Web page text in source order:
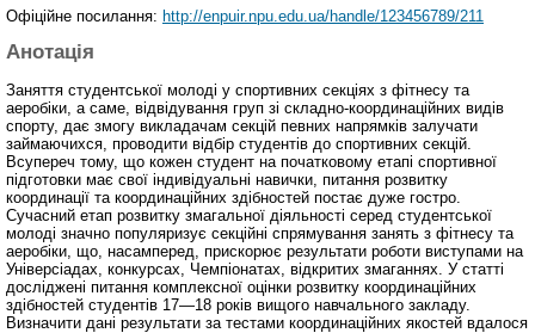
Офіційне посилання: http://enpuir.npu.edu.ua/handle/123456789/211
Анотація
Заняття студентської молоді у спортивних секціях з фітнесу та
аеробіки, а саме, відвідування груп зі складно-координаційних видів
спорту, дає змогу викладачам секцій певних напрямків залучати
займаючихся, проводити відбір студентів до спортивних секцій.
Всупереч тому, що кожен студент на початковому етапі спортивної
підготовки має свої індивідуальні навички, питання розвитку
координації та координаційних здібностей постає дуже гостро.
Сучасний етап розвитку змагальної діяльності серед студентської
молоді значно популяризує секційні спрямування занять з фітнесу та
аеробіки, що, насамперед, прискорює результати роботи виступами на
Універсіадах, конкурсах, Чемпіонатах, відкритих змаганнях. У статті
досліджені питання комплексної оцінки розвитку координаційних
здібностей студентів 17—18 років вищого навчального закладу.
Визначити дані результати за тестами координаційних якостей вдалося